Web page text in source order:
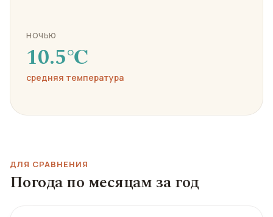
НОЧЬЮ
10.5℃
средняя температура
ДЛЯ СРАВНЕНИЯ
Погода по месяцам за год